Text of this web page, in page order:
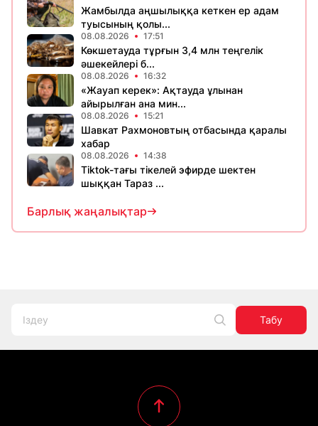
Жамбылда аңшылыққа кеткен ер адам
туысының қолы...
08.08.2026 17:51
Көкшетауда тұрғын 3,4 млн теңгелік
әшекейлері б...
08.08.2026 16:32
«Жауап керек»: Ақтауда ұлынан
айырылған ана мин...
08.08.2026 15:21
Шавкат Рахмоновтың отбасында қаралы
хабар
08.08.2026 14:38
Tiktok-тағы тікелей эфирде шектен
шыққан Тараз ...
Барлық жаңалықтар
Табу